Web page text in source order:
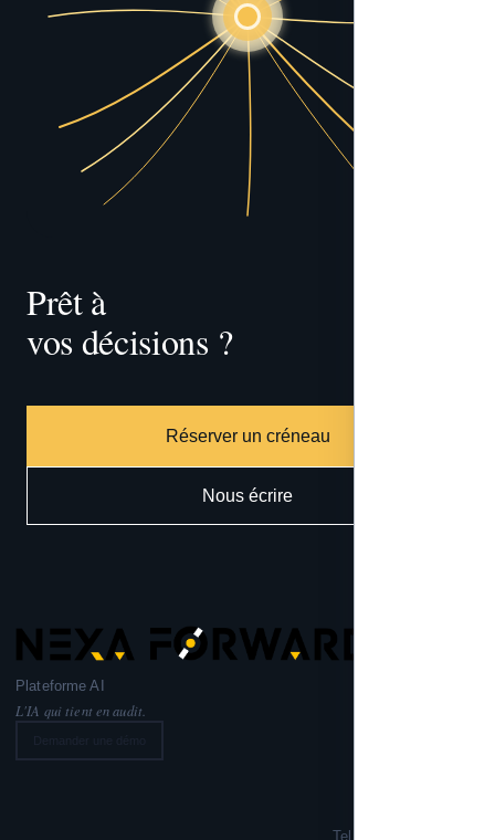
Prêt à
gouverner
vos décisions ?
Réserver un créneau
Nous écrire
Plateforme AI
L'IA qui tient en audit.
Tel: +33 6 99 02 72 50